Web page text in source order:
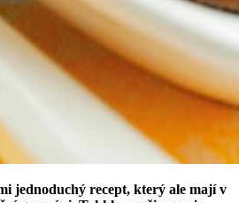
jednoduchý recept, který ale mají v